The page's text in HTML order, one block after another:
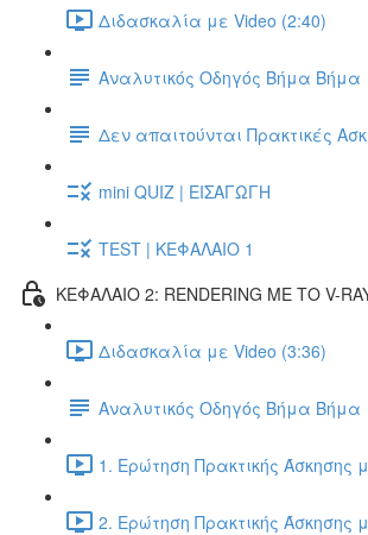
Διδασκαλία με Video (2:40)
Αναλυτικός Οδηγός Βήμα Βήμα
Δεν απαιτούνται Πρακτικές
mini QUIZ | ΕΙΣΑΓΩΓΗ
TEST | ΚΕΦΑΛΑΙΟ 1
ΚΕΦΑΛΑΙΟ 2: RENDERING ΜΕ ΤΟ V-
Διδασκαλία με Video (3:36)
Αναλυτικός Οδηγός Βήμα Βήμα
1. Ερώτηση Πρακτικής
2. Ερώτηση Πρακτικής